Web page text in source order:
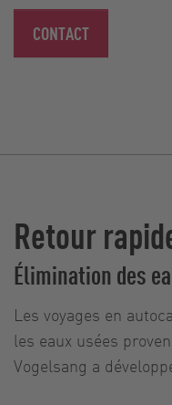
CONTACT
Retour
Élimination des
Les voyages en
les eaux usées
Vogelsang a